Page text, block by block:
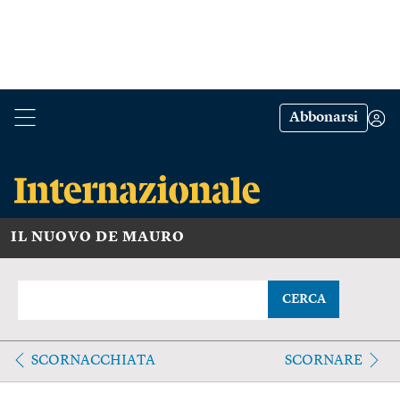
Abbonarsi
IL NUOVO DE MAURO
CERCA
SCORNACCHIATA SCORNARE